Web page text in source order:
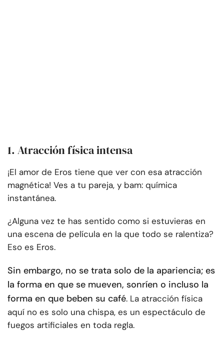
1. Atracción física intensa
¡El amor de Eros tiene que ver con esa atracción
magnética! Ves a tu pareja, y bam: química
instantánea.
¿Alguna vez te has sentido como si estuvieras en
una escena de película en la que todo se ralentiza?
Eso es Eros.
Sin embargo, no se trata solo de la apariencia; es
la forma en que se mueven, sonríen o incluso la
forma en que beben su café. La atracción física
aquí no es solo una chispa, es un espectáculo de
fuegos artificiales en toda regla.